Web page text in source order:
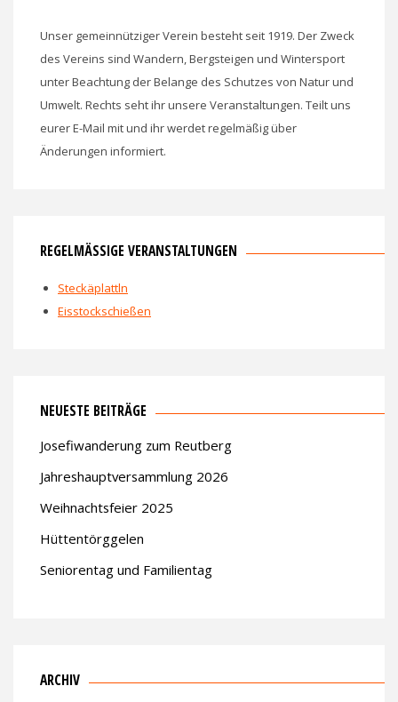
Unser gemeinnütziger Verein besteht seit 1919. Der Zweck
des Vereins sind Wandern, Bergsteigen und Wintersport
unter Beachtung der Belange des Schutzes von Natur und
Umwelt. Rechts seht ihr unsere Veranstaltungen. Teilt uns
eurer E-Mail mit und ihr werdet regelmäßig über
Änderungen informiert.
REGELMÄSSIGE VERANSTALTUNGEN
Steckäplattln
Eisstockschießen
NEUESTE BEITRÄGE
Josefiwanderung zum Reutberg
Jahreshauptversammlung 2026
Weihnachtsfeier 2025
Hüttentörggelen
Seniorentag und Familientag
ARCHIV